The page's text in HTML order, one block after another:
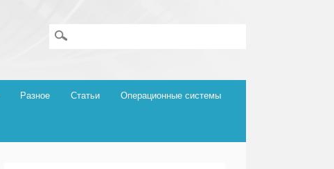
Разное Статьи Операционные системы